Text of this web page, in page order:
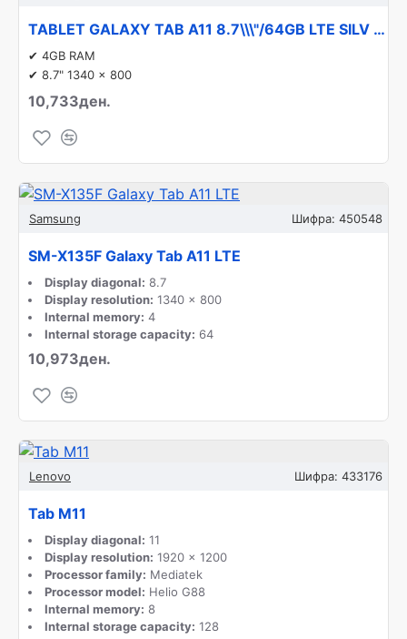
TABLET GALAXY TAB A11 8.7\\\"/64GB LTE SILV SM-X135 SAMSUNG
✔ 4GB RAM
✔ 8.7" 1340 x 800
10,733ден.
Samsung Шифра: 450548
SM-X135F Galaxy Tab A11 LTE
Display diagonal: 8.7
Display resolution: 1340 x 800
Internal memory: 4
Internal storage capacity: 64
10,973ден.
Lenovo Шифра: 433176
Tab M11
Display diagonal: 11
Display resolution: 1920 x 1200
Processor family: Mediatek
Processor model: Helio G88
Internal memory: 8
Internal storage capacity: 128